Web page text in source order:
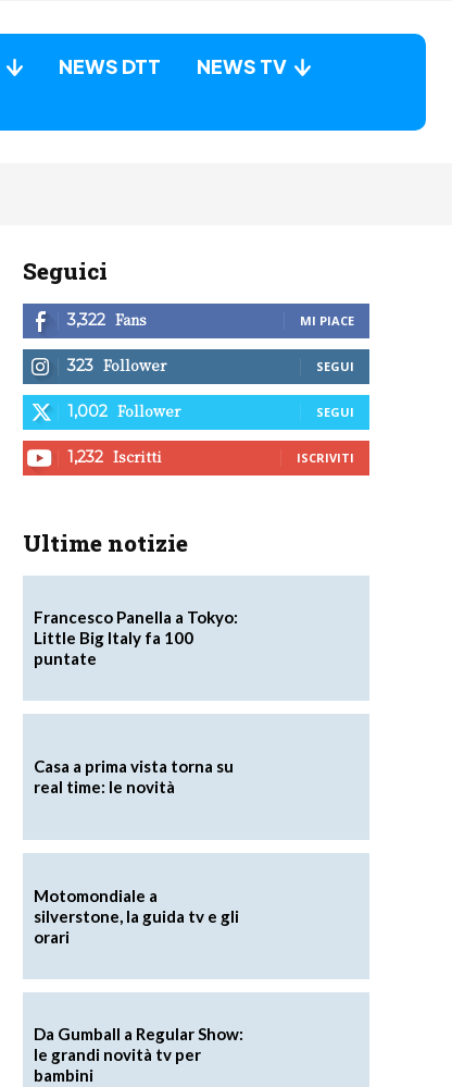
NEWS DTT
NEWS TV
Seguici
3,322 Fans MI PIACE
323 Follower SEGUI
1,002 Follower SEGUI
1,232 Iscritti ISCRIVITI
Ultime notizie
Francesco Panella a Tokyo:
Little Big Italy fa 100
puntate
Casa a prima vista torna su
real time: le novità
Motomondiale a
silverstone, la guida tv e gli
orari
Da Gumball a Regular Show:
le grandi novità tv per
bambini